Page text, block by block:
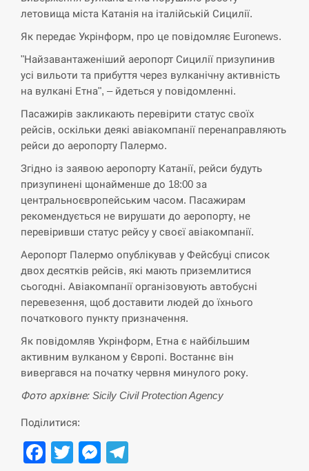
кризу –…
СЕРПЕНЬ
РФ провела новий раунд таємних
зустрічей з Європою щодо війни…
СЕРПЕНЬ
14:53
вручили новое подозрение и избирают
меру…
СЕРПЕНЬ
14:40
У Росії розгортається ракетний підрозділ
КНДР – Reuters
СЕРПЕНЬ
14:23
втрое, хотя у партнеров они…
СЕРПЕНЬ
14:10
збільшення потоку води до…
СЕРПЕНЬ
летовища міста Катанія на італійській Сицилії.
Як передає Укрінформ, про це повідомляє Euronews.
"Найзавантаженіший аеропорт Сицилії призупинив
усі вильоти та прибуття через вулканічну активність
на вулкані Етна", – йдеться у повідомленні.
Пасажирів закликають перевірити статус своїх
рейсів, оскільки деякі авіакомпанії перенаправляють
рейси до аеропорту Палермо.
Згідно із заявою аеропорту Катанії, рейси будуть
призупинені щонайменше до 18:00 за
центральноєвропейським часом. Пасажирам
рекомендується не вирушати до аеропорту, не
перевіривши статус рейсу у своєї авіакомпанії.
Аеропорт Палермо опублікував у Фейсбуці список
двох десятків рейсів, які мають приземлитися
сьогодні. Авіакомпанії організовують автобусні
перевезення, щоб доставити людей до їхнього
початкового пункту призначення.
Як повідомляв Укрінформ, Етна є найбільшим
активним вулканом у Європі. Востаннє він
вивергався на початку червня минулого року.
Фото архівне: Sicily Civil Protection Agency
Поділитися:
Facebook
TwitterMessenger